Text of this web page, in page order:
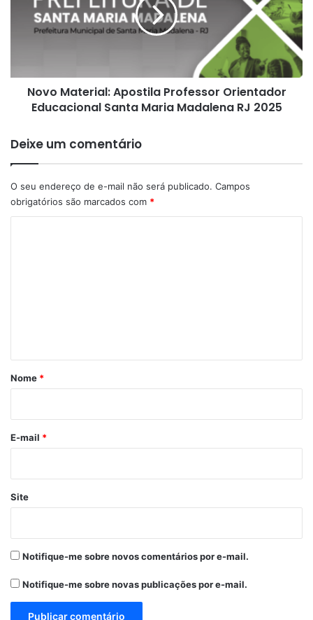
Orientador
Educacional
Madalena
Novo Material: Apostila Professor Orientador
Educacional Santa Maria Madalena RJ 2025
Deixe um comentário
O seu endereço de e-mail não será publicado. Campos
obrigatórios são marcados com *
r
*
Nome *
E-mail *
Site
Notifique-me sobre novos comentários por e-mail.
Notifique-me sobre novas publicações por e-mail.